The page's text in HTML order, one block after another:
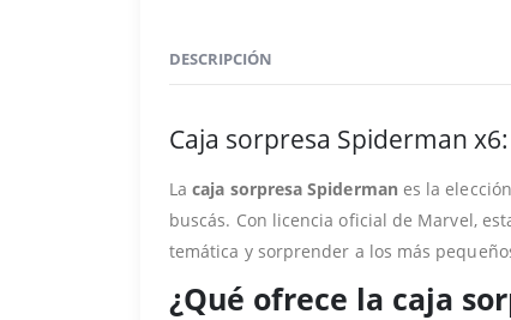
DESCRIPCIÓN
Caja sorpresa Spiderman
Lacaja sorpresa Spiderman es la
buscás. Con licencia oficial de Marvel,
temática y sorprender a los más
¿Qué ofrece la caja